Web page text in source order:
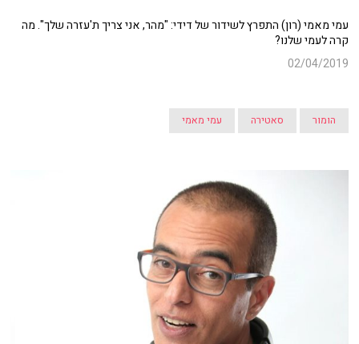
עמי מאמי (רון) התפרץ לשידור של דידי: "מהר, אני צריך ת'עזרה שלך". מה
קרה לעמי שלנו?
02/04/2019
הומור סאטירה עמי מאמי